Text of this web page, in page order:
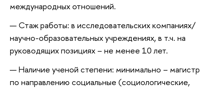
международных отношений.
Стаж работы: в исследовательских компаниях/
научно-образовательных учреждениях, в т.ч. на
руководящих позициях – не менее 10 лет.
Наличие ученой степени: минимально – магистр
по направлению социальные (социологические,